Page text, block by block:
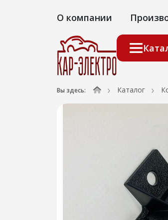
О компании
Вы здесь: Каталог